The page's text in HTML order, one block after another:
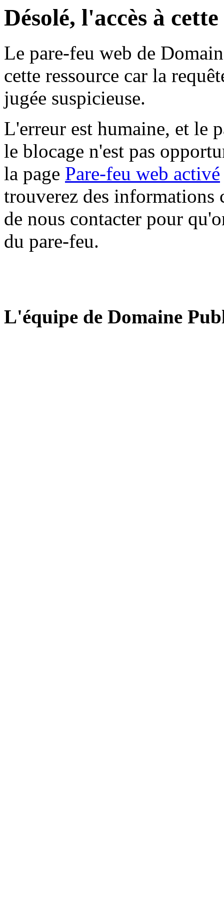
Désolé, l'accès à
Le pare-feu web de
cette ressource car la
jugée suspicieuse.
L'erreur est humaine, et le
le blocage n'est pas
la page Pare-feu web activé
trouverez des informations
de nous contacter pour
du pare-feu.
L'équipe de Domaine